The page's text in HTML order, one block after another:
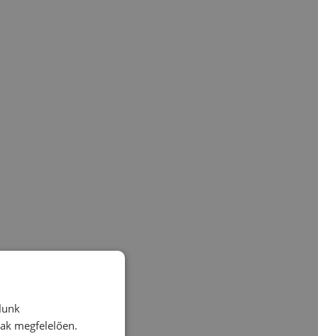
megfelelően.